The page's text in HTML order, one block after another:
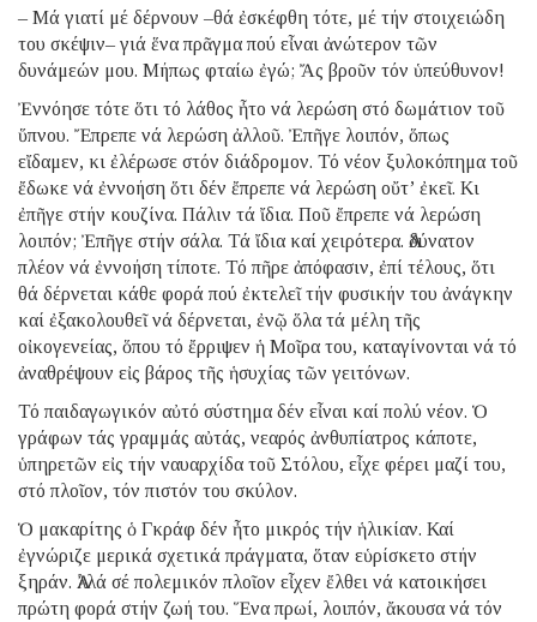
– Μά γιατί μέ δέρνουν –θά ἐσκέφθη τότε, μέ τήν στοιχειώδη
του σκέψιν– γιά ἕνα πρᾶγμα πού εἶναι ἀνώτερον τῶν
δυνάμεών μου. Μήπως φταίω ἐγώ; Ἄς βροῦν τόν ὑπεύθυνον!
Ἐννόησε τότε ὅτι τό λάθος ἦτο νά λερώση στό δωμάτιον τοῦ
ὕπνου. Ἔπρεπε νά λερώση ἀλλοῦ. Ἐπῆγε λοιπόν, ὅπως
εἴδαμεν, κι ἐλέρωσε στόν διάδρομον. Τό νέον ξυλοκόπημα τοῦ
ἔδωκε νά ἐννοήση ὅτι δέν ἔπρεπε νά λερώση οὔτ’ ἐκεῖ. Κι
ἐπῆγε στήν κουζίνα. Πάλιν τά ἴδια. Ποῦ ἔπρεπε νά λερώση
λοιπόν; Ἐπῆγε στήν σάλα. Τά ἴδια καί χειρότερα. Ἀδύνατον
πλέον νά ἐννοήση τίποτε. Τό πῆρε ἀπόφασιν, ἐπί τέλους, ὅτι
θά δέρνεται κάθε φορά πού ἐκτελεῖ τήν φυσικήν του ἀνάγκην
καί ἐξακολουθεῖ νά δέρνεται, ἐνῷ ὅλα τά μέλη τῆς
οἰκογενείας, ὅπου τό ἔρριψεν ἡ Μοῖρα του, καταγίνονται νά τό
ἀναθρέψουν εἰς βάρος τῆς ἡσυχίας τῶν γειτόνων.
Τό παιδαγωγικόν αὐτό σύστημα δέν εἶναι καί πολύ νέον. Ὁ
γράφων τάς γραμμάς αὐτάς, νεαρός ἀνθυπίατρος κάποτε,
ὑπηρετῶν εἰς τήν ναυαρχίδα τοῦ Στόλου, εἶχε φέρει μαζί του,
στό πλοῖον, τόν πιστόν του σκύλον.
Ὁ μακαρίτης ὁ Γκράφ δέν ἦτο μικρός τήν ἡλικίαν. Καί
ἐγνώριζε μερικά σχετικά πράγματα, ὅταν εὑρίσκετο στήν
ξηράν. Ἀλλά σέ πολεμικόν πλοῖον εἶχεν ἔλθει νά κατοικήσει
πρώτη φορά στήν ζωή του. Ἕνα πρωί, λοιπόν, ἄκουσα νά τόν